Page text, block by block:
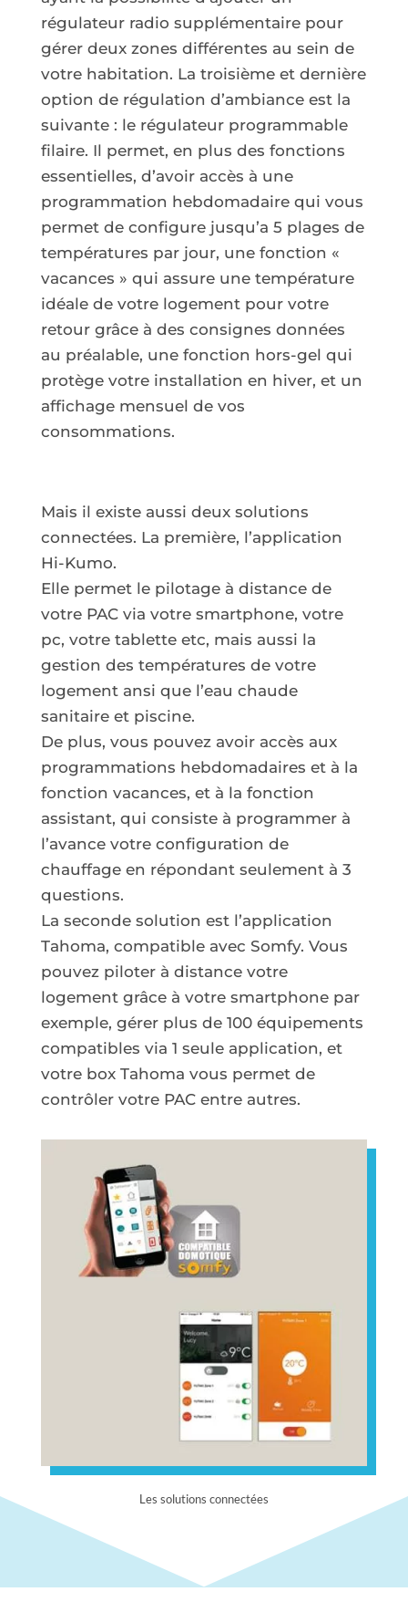
régulateur radio supplémentaire pour
gérer deux zones différentes au sein de
votre habitation. La troisième et dernière
option de régulation d’ambiance est la
suivante : le régulateur programmable
filaire. Il permet, en plus des fonctions
essentielles, d’avoir accès à une
programmation hebdomadaire qui vous
permet de configure jusqu’a 5 plages de
températures par jour, une fonction «
vacances » qui assure une température
idéale de votre logement pour votre
retour grâce à des consignes données
au préalable, une fonction hors-gel qui
protège votre installation en hiver, et un
affichage mensuel de vos
consommations.
Mais il existe aussi deux solutions
connectées. La première, l’application
Hi-Kumo.
Elle permet le pilotage à distance de
votre PAC via votre smartphone, votre
pc, votre tablette etc, mais aussi la
gestion des températures de votre
logement ansi que l’eau chaude
sanitaire et piscine.
De plus, vous pouvez avoir accès aux
programmations hebdomadaires et à la
fonction vacances, et à la fonction
assistant, qui consiste à programmer à
l’avance votre configuration de
chauffage en répondant seulement à 3
questions.
La seconde solution est l’application
Tahoma, compatible avec Somfy. Vous
pouvez piloter à distance votre
logement grâce à votre smartphone par
exemple, gérer plus de 100 équipements
compatibles via 1 seule application, et
votre box Tahoma vous permet de
contrôler votre PAC entre autres.
Les solutions connectées